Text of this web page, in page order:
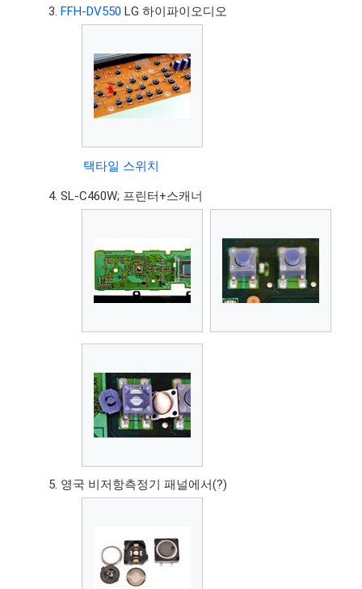
FFH-DV550 LG 하이파이오디오
택타일 스위치
SL-C460W; 프린터+스캐너
영국 비저항측정기 패널에서(?)